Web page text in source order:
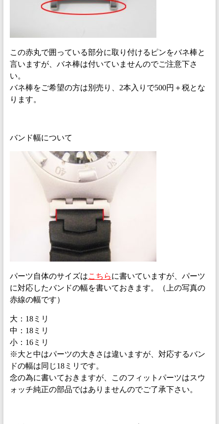
この赤丸で囲っている部分に取り付けるピンをバネ棒と
言いますが、バネ棒は付いていませんのでご注意下さ
い。
バネ棒をご希望の方は別売り、2本入りで500円＋税とな
ります。
バンド幅について
パーツ自体のサイズはこちらに書いていますが、パーツ
に対応したバンドの幅を書いておきます。（上の写真の
赤線の幅です）
大：18ミリ
中：18ミリ
小：16ミリ
※大と中はパーツの大きさは違いますが、対応するバン
ドの幅は同じ18ミリです。
念の為に書いておきますが、このフィットパーツはスウ
ォッチ純正の部品ではありませんのでご了承下さい。